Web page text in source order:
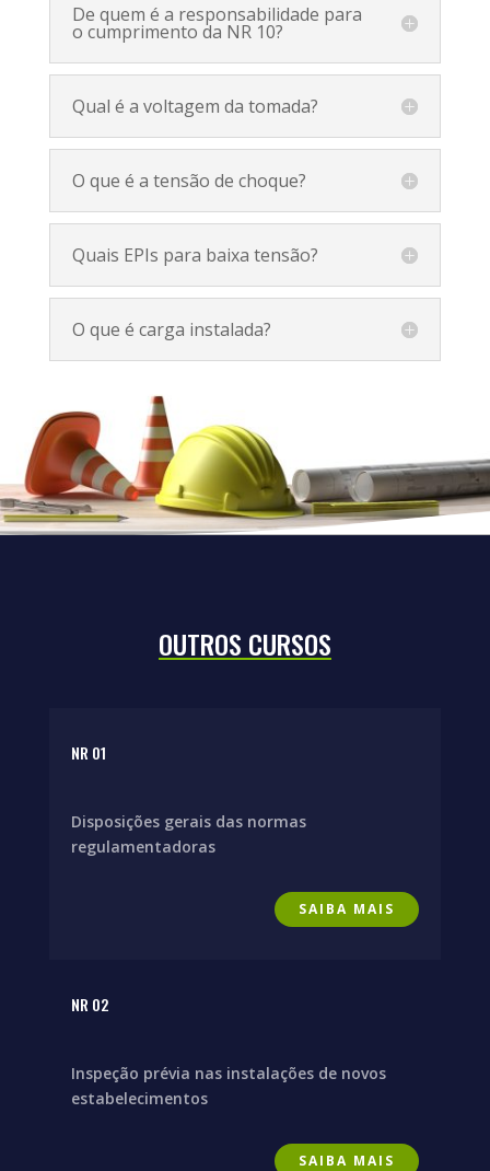
De quem é a responsabilidade para
o cumprimento da NR 10?
Qual é a voltagem da tomada?
O que é a tensão de choque?
Quais EPIs para baixa tensão?
O que é carga instalada?
OUTROS CURSOS
NR 01
Disposições gerais das normas
regulamentadoras
SAIBA MAIS
NR 02
Inspeção prévia nas instalações de novos
estabelecimentos
SAIBA MAIS